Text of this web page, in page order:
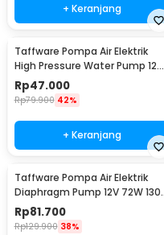
+ Keranjang
Taffware Pompa Air Elektrik
High Pressure Water Pump 12V
3.5L/min - DP-521
Rp47.000
Rp79.900 42%
+ Keranjang
Taffware Pompa Air Elektrik
Diaphragm Pump 12V 72W 130
PSI - DP-538
Rp81.700
Rp129.900 38%